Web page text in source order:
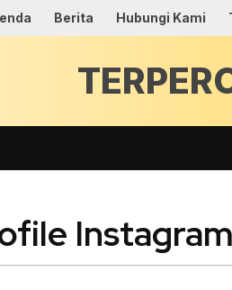
Berita Hubungi Kami